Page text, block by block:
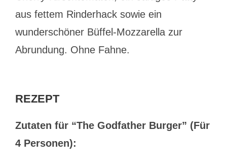
aus fettem Rinderhack sowie ein
wunderschöner Büffel-Mozzarella zur
Abrundung. Ohne Fahne.
REZEPT
Zutaten für “The Godfather Burger” (Für
4 Personen):